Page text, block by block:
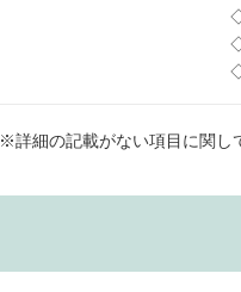
※詳細の記載がない項目に関し